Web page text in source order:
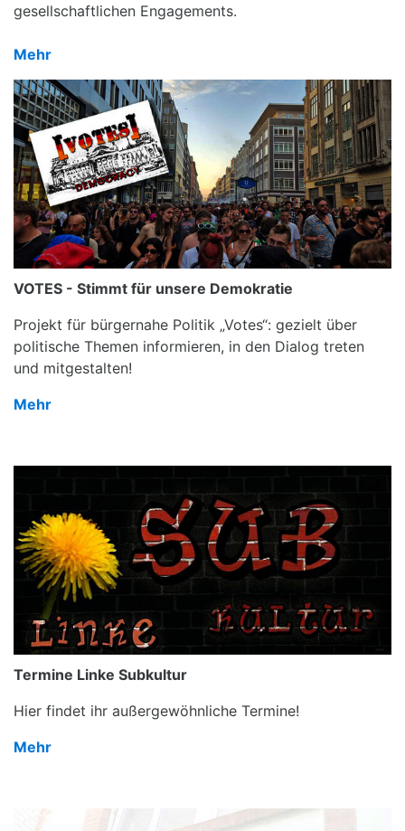
gesellschaftlichen Engagements.
Mehr
VOTES - Stimmt für unsere Demokratie
Projekt für bürgernahe Politik „Votes“: gezielt über
politische Themen informieren, in den Dialog treten
und mitgestalten!
Mehr
Termine Linke Subkultur
Hier findet ihr außergewöhnliche Termine!
Mehr